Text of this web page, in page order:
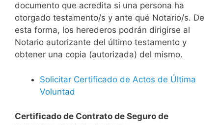
documento que acredita si una persona ha
otorgado testamento/s y ante qué Notario/s. De
esta forma, los herederos podrán dirigirse al
Notario autorizante del último testamento y
obtener una copia (autorizada) del mismo.
Solicitar Certificado de Actos de Última
Voluntad
Certificado de Contrato de Seguro de